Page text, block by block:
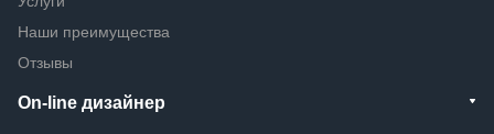
Наши преимущества
Отзывы
On-line дизайнер